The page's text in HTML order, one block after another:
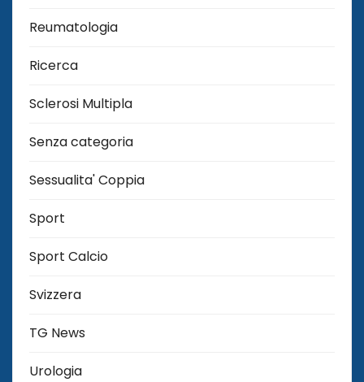
Reumatologia
Ricerca
Sclerosi Multipla
Senza categoria
Sessualita' Coppia
Sport
Sport Calcio
Svizzera
TG News
Urologia